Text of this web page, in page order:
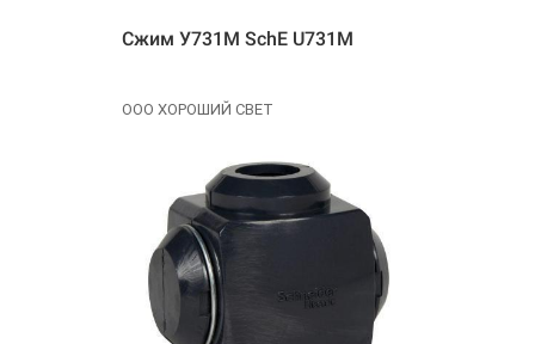
Сжим У731М SchE U731M
ООО ХОРОШИЙ СВЕТ